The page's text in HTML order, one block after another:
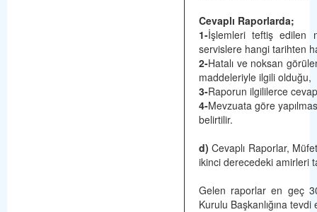
Cevaplı Raporlarda;
1-İşlemleri teftiş edilen
servislere hangi tarihten
2-Hatalı ve noksan
maddeleriyle ilgili olduğu,
3-Raporun ilgililerce
4-Mevzuata göre
belirtilir.
d) Cevaplı Raporlar,
ikinci derecedeki amirleri
Gelen raporlar en geç
Kurulu Başkanlığına tevdi